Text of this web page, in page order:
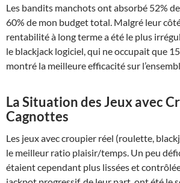
Les bandits manchots ont absorbé 52%
60% de mon budget total. Malgré leur
rentabilité à long terme a été le plus
le blackjack logiciel, qui ne occupait que
montré la meilleure efficacité sur
La Situation des Jeux avec
Cagnottes
Les jeux avec croupier réel (roulette,
le meilleur ratio plaisir/temps. Un peu
étaient cependant plus lissées et